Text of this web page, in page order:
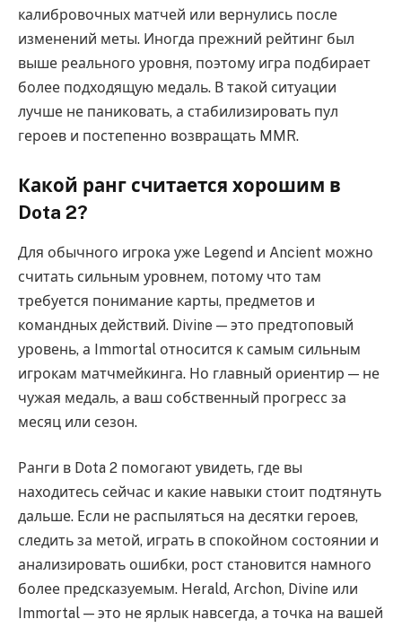
калибровочных матчей или вернулись после
изменений меты. Иногда прежний рейтинг был
выше реального уровня, поэтому игра подбирает
более подходящую медаль. В такой ситуации
лучше не паниковать, а стабилизировать пул
героев и постепенно возвращать MMR.
Какой ранг считается хорошим в
Dota 2?
Для обычного игрока уже Legend и Ancient можно
считать сильным уровнем, потому что там
требуется понимание карты, предметов и
командных действий. Divine — это предтоповый
уровень, а Immortal относится к самым сильным
игрокам матчмейкинга. Но главный ориентир — не
чужая медаль, а ваш собственный прогресс за
месяц или сезон.
Ранги в Dota 2 помогают увидеть, где вы
находитесь сейчас и какие навыки стоит подтянуть
дальше. Если не распыляться на десятки героев,
следить за метой, играть в спокойном состоянии и
анализировать ошибки, рост становится намного
более предсказуемым. Herald, Archon, Divine или
Immortal — это не ярлык навсегда, а точка на вашей